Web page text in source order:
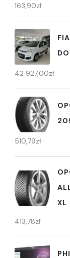
163,90zł
42 927,00zł
510,79zł
XL
413,78zł